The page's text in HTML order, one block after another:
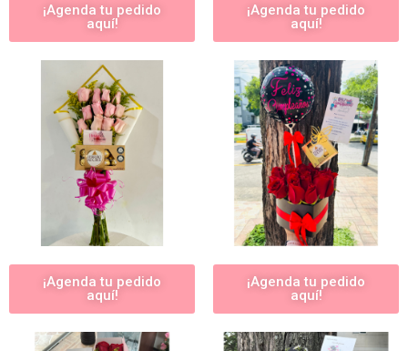
¡Agenda tu pedido
aquí!
¡Agenda tu pedido
aquí!
¡Agenda tu pedido
aquí!
¡Agenda tu pedido
aquí!